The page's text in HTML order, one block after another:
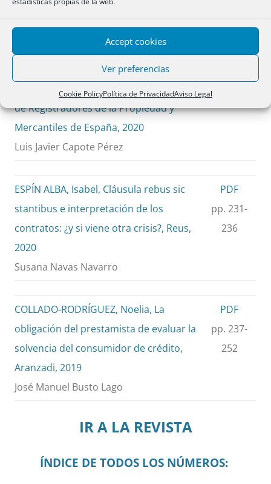
Accept cookies
Ver preferencias
Cookie PolicyPolítica de PrivacidadAviso Legal
Belén Sáinz-Cantero Caparrós
MUÑIZ ESPADA, Esther, Hacia unas
nuevas relaciones entre el Registro
Mercantil y la actividad agraria, Colegio
de Registradores de la Propiedad y
Mercantiles de España, 2020
Luis Javier Capote Pérez
ESPÍN ALBA, Isabel, Cláusula rebus sic
stantibus e interpretación de los
contratos: ¿y si viene otra crisis?, Reus,
2020
Susana Navas Navarro
PDF
pp. 231-
236
COLLADO-RODRÍGUEZ, Noelia, La
obligación del prestamista de evaluar la
solvencia del consumidor de crédito,
Aranzadi, 2019
José Manuel Busto Lago
PDF
pp. 237-
252
IR A LA REVISTA
ÍNDICE DE TODOS LOS NÚMEROS: